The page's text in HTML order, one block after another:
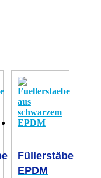
Füllerstäbe
EPDM